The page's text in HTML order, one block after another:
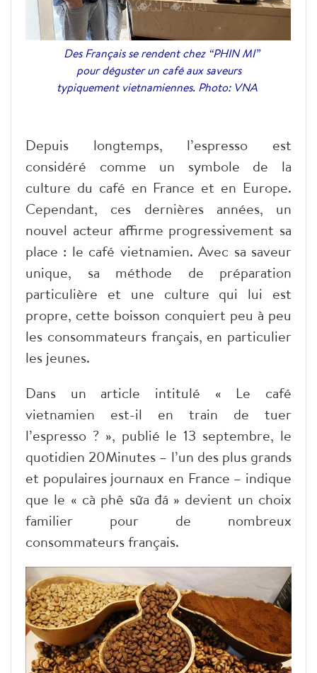
Des Français se rendent chez “PHIN MI”
pour déguster un café aux saveurs
typiquement vietnamiennes. Photo: VNA
Depuis longtemps, l’espresso est
considéré comme un symbole de la
culture du café en France et en Europe.
Cependant, ces dernières années, un
nouvel acteur affirme progressivement sa
place : le café vietnamien. Avec sa saveur
unique, sa méthode de préparation
particulière et une culture qui lui est
propre, cette boisson conquiert peu à peu
les consommateurs français, en particulier
les jeunes.
Dans un article intitulé « Le café
vietnamien est-il en train de tuer
l’espresso ? », publié le 13 septembre, le
quotidien 20Minutes – l’un des plus grands
et populaires journaux en France – indique
que le « cà phê sữa đá » devient un choix
familier pour de nombreux
consommateurs français.